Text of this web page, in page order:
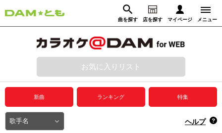
曲を探す 店を探す マイページ メニュー
動画からさがす 録音からさがす
ログイン
プレミアムサービス
DAM★とも動画
お気に入りリスト
新曲 ランキング 特集
ヘルプ